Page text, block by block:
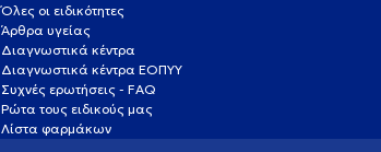
Όλες οι ειδικότητες
Άρθρα υγείας
Διαγνωστικά κέντρα
Διαγνωστικά κέντρα ΕΟΠΥΥ
Συχνές ερωτήσεις - FAQ
Ρώτα τους ειδικούς μας
Λίστα φαρμάκων